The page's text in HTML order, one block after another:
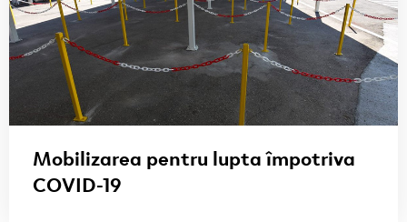
Mobilizarea pentru lupta împotriva
COVID-19